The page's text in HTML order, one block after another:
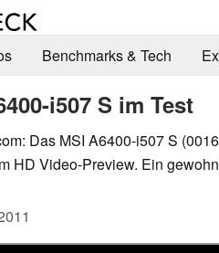
Benchmarks & Tech
i507 S im Test
Das MSI A6400-i507 S
HD Video-Preview. Ein